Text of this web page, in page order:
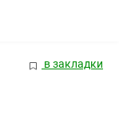
в закладки